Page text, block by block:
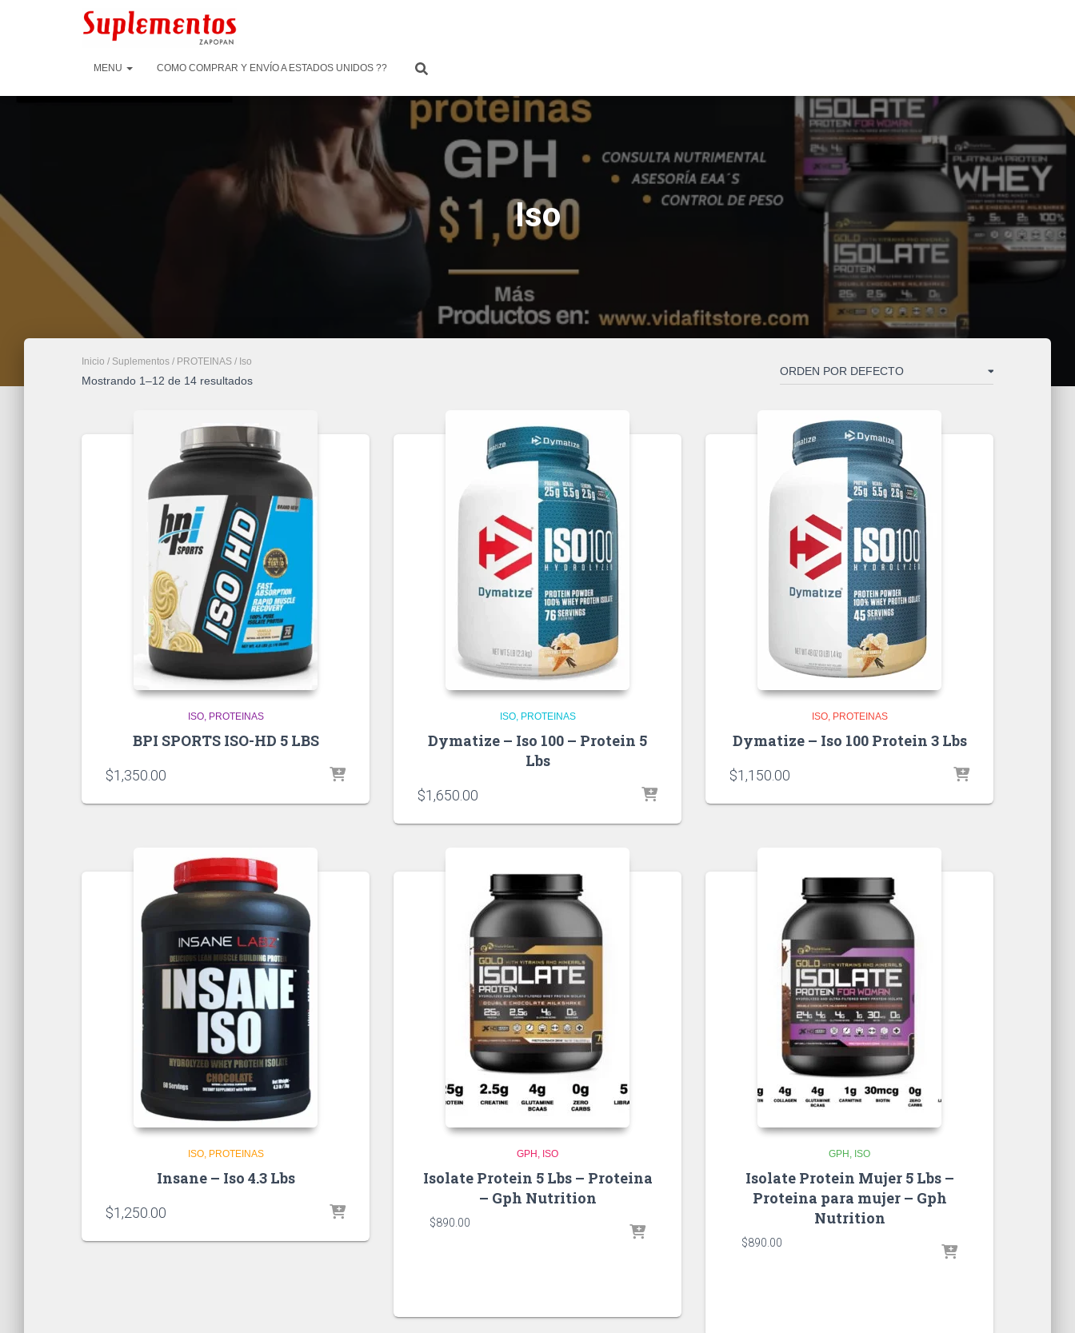
MENU COMO COMPRAR Y ENVÍO A ESTADOS UNIDOS ??
Iso
Inicio / Suplementos / PROTEINAS / Iso
Mostrando 1–12 de 14 resultados
ISO PROTEINAS
BPI SPORTS ISO-HD 5 LBS
$1,350.00
ISO PROTEINAS
Dymatize – Iso 100 – Protein 5
Lbs
$1,650.00
ISO PROTEINAS
Dymatize – Iso 100 Protein 3 Lbs
$1,150.00
ISO PROTEINAS
Insane – Iso 4.3 Lbs
$1,250.00
GPH ISO
Isolate Protein 5 Lbs – Proteina
– Gph Nutrition
$890.00
GPH ISO
Isolate Protein Mujer 5 Lbs –
Proteina para mujer – Gph
Nutrition
$890.00